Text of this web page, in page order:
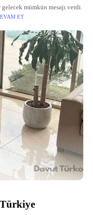
mümkün mesajı verdi.
ET